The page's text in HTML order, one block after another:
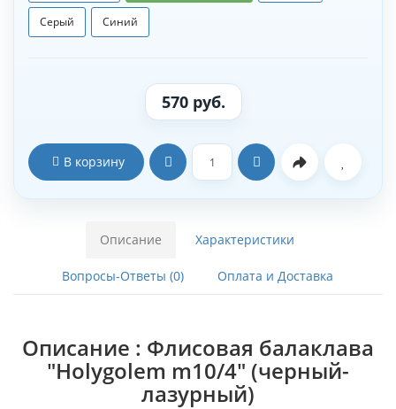
Серый Синий
570 руб.
В корзину
Описание Характеристики
Вопросы-Ответы (0) Оплата и Доставка
Описание : Флисовая балаклава
"Holygolem m10/4" (черный-
лазурный)